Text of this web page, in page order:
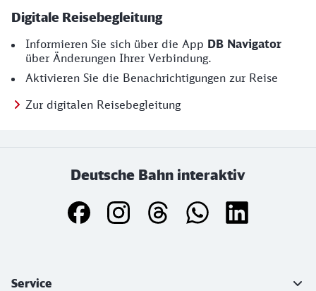
Digitale Reisebegleitung
Informieren Sie sich über die App DB Navigator
über Änderungen Ihrer Verbindung.
Aktivieren Sie die Benachrichtigungen zur Reise
Zur digitalen Reisebegleitung
Deutsche Bahn interaktiv
Service